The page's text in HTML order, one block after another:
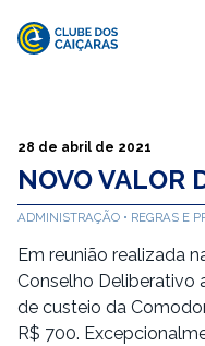
Caiçaras
28 de abril de 2021
NOVO VALOR
ADMINISTRAÇÃO REGRAS E
Em reunião realizada
Conselho Deliberativo
de custeio da
R$ 700.